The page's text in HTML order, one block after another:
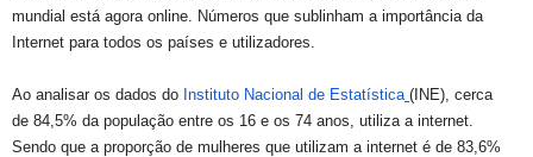
mundial está agora online. Números que sublinham a importância da
Internet para todos os países e utilizadores.
Ao analisar os dados do Instituto Nacional de Estatística (INE), cerca
de 84,5% da população entre os 16 e os 74 anos, utiliza a internet.
Sendo que a proporção de mulheres que utilizam a internet é de 83,6%